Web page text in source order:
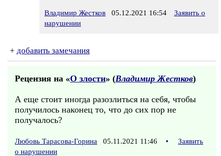
Владимир Жестков 05.12.2021 16:54
Заявить о
нарушении
+ добавить замечания
Рецензия на «О злости» (Владимир Жестков)
А еще стоит иногда разозлиться на себя, чтобы
получилось наконец то, что до сих пор не
получалось?
Любовь Тарасова-Горина 05.11.2021 11:46 •
Заявить
о нарушении